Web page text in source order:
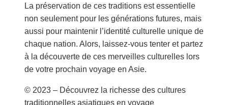
La préservation de ces traditions est essentielle
non seulement pour les générations futures, mais
aussi pour maintenir l’identité culturelle unique de
chaque nation. Alors, laissez-vous tenter et partez
à la découverte de ces merveilles culturelles lors
de votre prochain voyage en Asie.
© 2023 – Découvrez la richesse des cultures
traditionnelles asiatiques en voyage